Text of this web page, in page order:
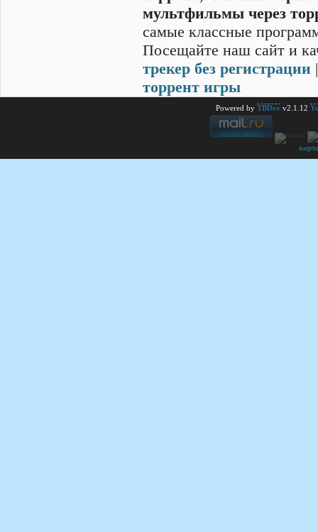
мультфильмы через
самые классные
Посещайте наш сайт и
трекер без регистрации
торрент игры
Powered by TBDev v2.1.12